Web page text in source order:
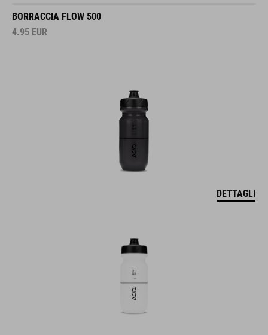
BORRACCIA FLOW 500
4.95 EUR
DETTAGLI